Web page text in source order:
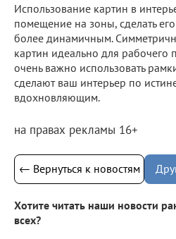
Использование картин в
помещение на зоны, сделать
более динамичным.
картин идеально для
очень важно использовать
сделают ваш интерьер по
вдохновляющим.
на правах рекламы 16+
← Вернуться к новостям
Хотите читать наши новости
всех?